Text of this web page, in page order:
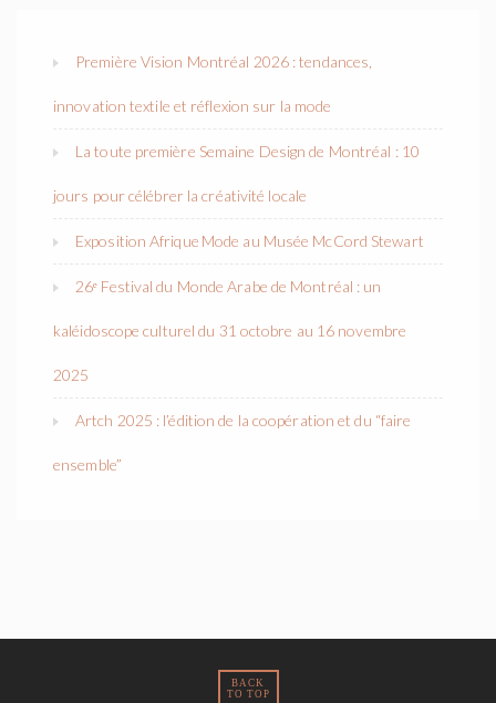
Première Vision Montréal 2026 : tendances,
innovation textile et réflexion sur la mode
La toute première Semaine Design de Montréal : 10
jours pour célébrer la créativité locale
Exposition Afrique Mode au Musée McCord Stewart
26ᵉ Festival du Monde Arabe de Montréal : un
kaléidoscope culturel du 31 octobre au 16 novembre
2025
Artch 2025 : l’édition de la coopération et du “faire
ensemble”
BACK
TO TOP